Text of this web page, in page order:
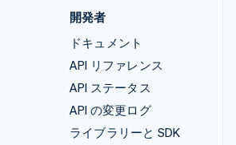
開発者
ドキュメント
API リファレンス
API ステータス
API の変更ログ
ライブラリーと SDK